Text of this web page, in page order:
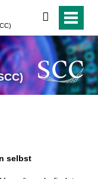
suchen
selbst